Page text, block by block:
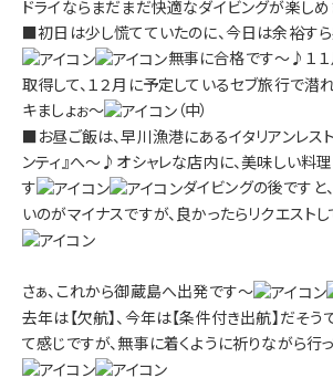
ドライならまだまだ快適なダイビングが楽しめ
■初日は少し慌てていたのに、今日は余裕す
無事に合格です～♪１
取得して、１２月に予定しているセブ旅行で潜
キましょぉ～
（中）
■お昼ご飯は、早川漁港にあるイタリアンレス
ンティ』へ～♪オシャレな店内に、美味しい料
す
ダイビングの後ですと
いのがマイナスですが、良かったらリクエスト
さぁ、これから御蔵島へ出発です～
去年は【欠航】、今年は【条件付き出航】だそう
て感じですが、無事に着くように祈りながら行